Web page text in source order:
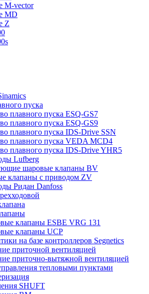
M-vector
MD
Z
пуска
плавного пуска ESQ-GS7
плавного пуска ESQ-GS9
плавного пуска IDS-Drive SSN
плавного пуска VEDA MCD4
плавного пуска IDS-Drive YHR5
Lufberg
шаровые клапаны BV
клапаны с приводом ZV
Ридан Danfoss
клапаны ESBE VRG 131
клапаны UCP
на базе контроллеров Segnetics
приточной вентиляцией
приточно-вытяжной вентиляцией
тепловыми пунктами
SHUFT